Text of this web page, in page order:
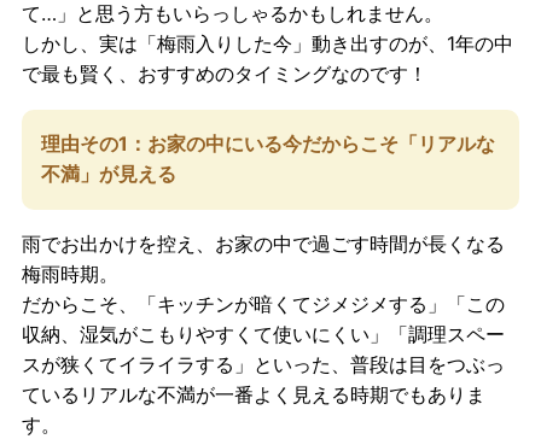
て…」と思う方もいらっしゃるかもしれません。
しかし、実は「梅雨入りした今」動き出すのが、1年の中
で最も賢く、おすすめのタイミングなのです！
理由その1：お家の中にいる今だからこそ「リアルな
不満」が見える
雨でお出かけを控え、お家の中で過ごす時間が長くなる
梅雨時期。
だからこそ、「キッチンが暗くてジメジメする」「この
収納、湿気がこもりやすくて使いにくい」「調理スペー
スが狭くてイライラする」といった、 普段は目をつぶっ
ているリアルな不満が一番よく見える時期でもありま
す。